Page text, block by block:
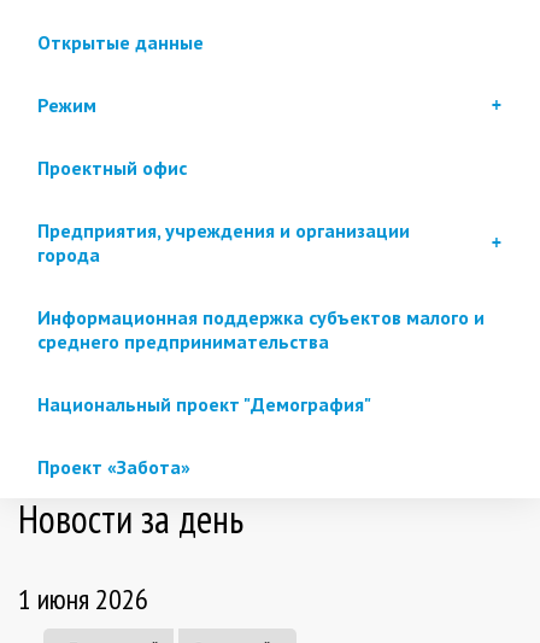
Открытые данные
Режим
Проектный офис
Предприятия, учреждения и организации
города
Информационная поддержка субъектов малого и
среднего предпринимательства
Национальный проект "Демография"
Проект «Забота»
Новости за день
1 июня 2026